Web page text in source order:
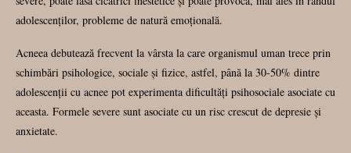
adolescenților, probleme de natură emoțională.
Acneea debutează frecvent la vârsta la care organismul uman trece prin
schimbări psihologice, sociale și fizice, astfel, până la 30-50% dintre
adolescenții cu acnee pot experimenta dificultăți psihosociale asociate cu
aceasta. Formele severe sunt asociate cu un risc crescut de depresie și
anxietate.